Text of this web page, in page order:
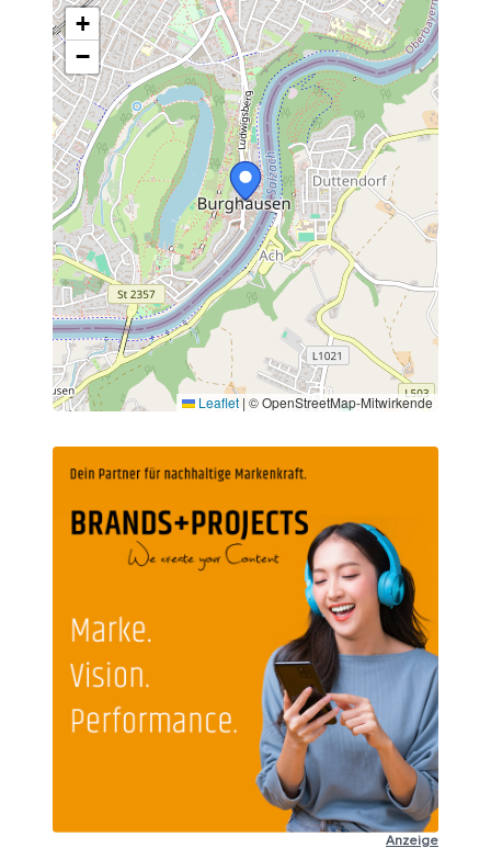
+
−
Leaflet | © OpenStreetMap-Mitwirkende
Anzeige